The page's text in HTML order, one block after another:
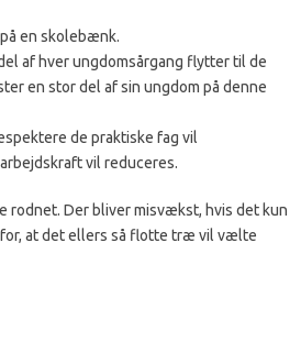
en skolebænk.
af hver ungdomsårgang flytter til de
en stor del af sin ungdom på denne
de praktiske fag vil
vil reduceres.
Der bliver misvækst, hvis det kun
at det ellers så flotte træ vil vælte